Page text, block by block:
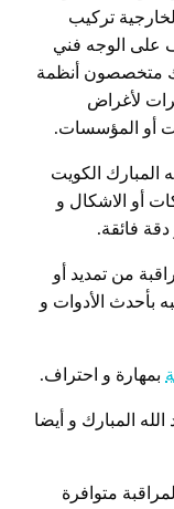
تركيب
على الوجه فني
متخصصون أنظمة
لأغراض
أو المؤسسات.
المبارك الكويت
أو الاشكال و
دقة فائقة.
من تمديد أو
بأحدث الأدوات و
بمهارة و احتراف.
المبارك و أيضا
متوافرة